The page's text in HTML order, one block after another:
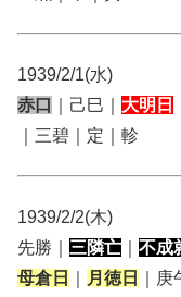
1939/2/1(水)
赤口
｜己巳｜ 大明日
｜三碧｜定｜軫
1939/2/2(木)
先勝｜ 三隣亡 不成
母倉日
月徳日 ｜